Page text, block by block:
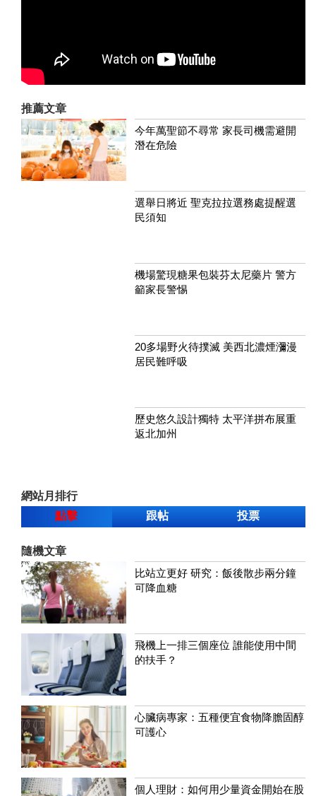
推薦文章
今年萬聖節不尋常 家長司機需避開
潛在危險
選舉日將近 聖克拉拉選務處提醒選
民須知
機場驚現糖果包裝芬太尼藥片 警方
籲家長警惕
20多場野火待撲滅 美西北濃煙瀰漫
居民難呼吸
歷史悠久設計獨特 太平洋拼布展重
返北加州
網站月排行
點擊
跟帖 投票
隨機文章
比站立更好 研究：飯後散步兩分鐘
可降血糖
飛機上一排三個座位 誰能使用中間
的扶手？
心臟病專家：五種便宜食物降膽固醇
可護心
個人理財：如何用少量資金開始在股